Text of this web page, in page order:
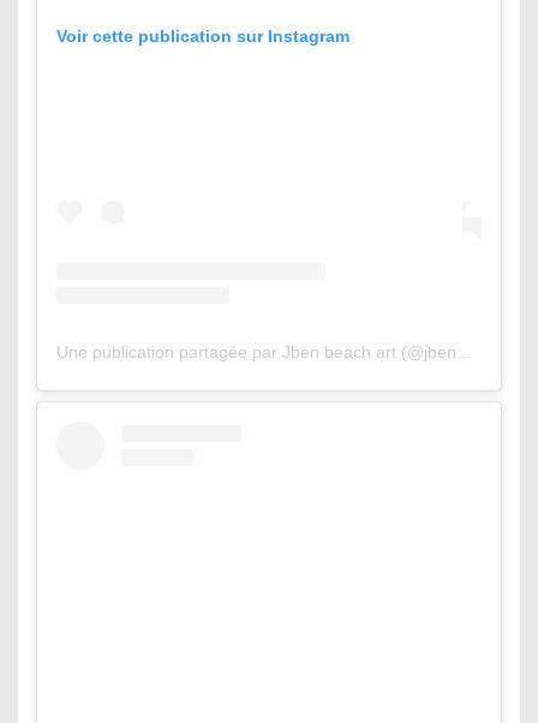
Voir cette publication sur Instagram
Une publication partagée par Jben beach art (@jbenart)